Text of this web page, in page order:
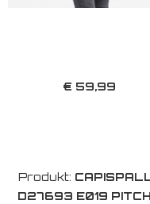
€ 59,99
Produkt:
D27693 E019